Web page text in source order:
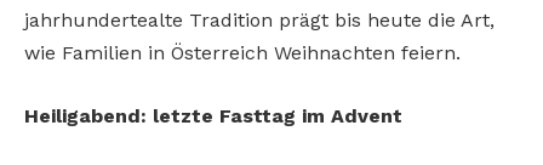
jahrhundertealte Tradition prägt bis heute die Art,
wie Familien in Österreich Weihnachten feiern.
Heiligabend: letzte Fasttag im Advent